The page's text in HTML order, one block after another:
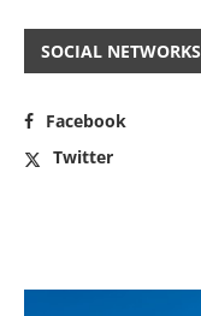
SOCIAL NETWORKS
Facebook
Twitter